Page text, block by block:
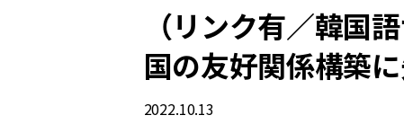
（リンク有／韓国
国の友好関係構築
2022.10.13